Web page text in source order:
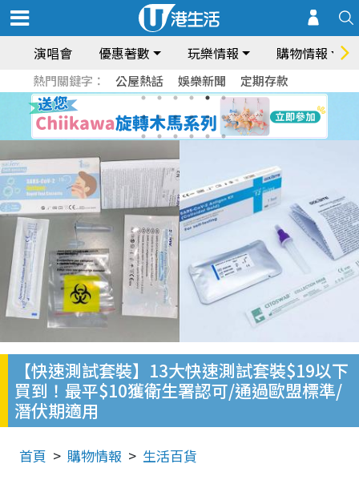
演唱會 優惠著數 玩樂情報 購物情報
熱門關鍵字： 公屋熱話 娛樂新聞 定期存款
【快速測試套裝】13大快速測試套裝$19以下
買到！最平$10獲衛生署認可/通過歐盟標準/
潛伏期適用
首頁 購物情報 生活百貨